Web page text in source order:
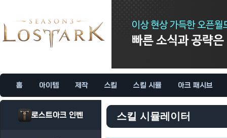
홈 아이템 제작 스킬 스킬 시뮬 아크 패시브
로스트아크 인벤 스킬 시뮬레이터